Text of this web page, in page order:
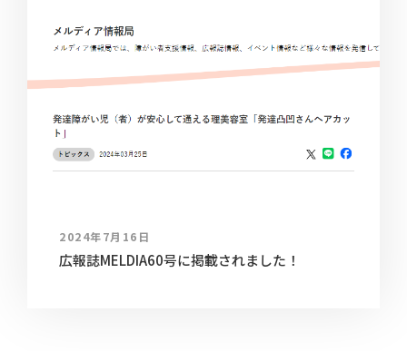
2024年7月16日
広報誌MELDIA60号に掲載されました！